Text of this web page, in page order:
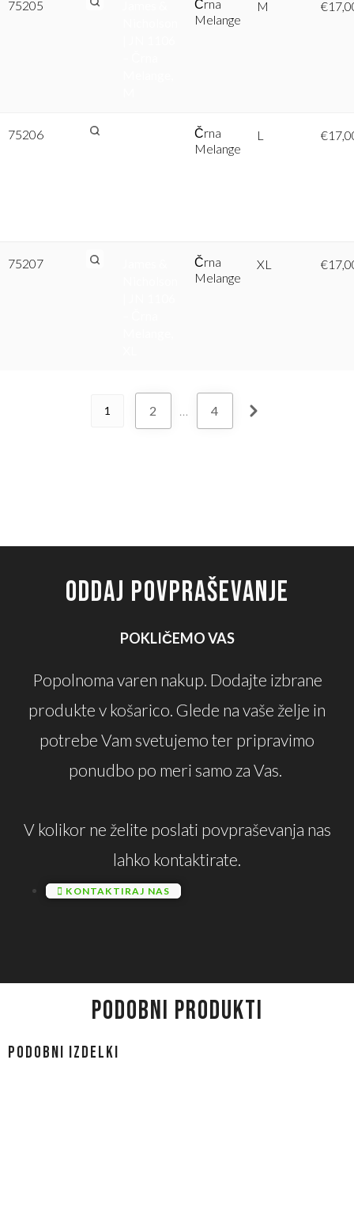
75205
Črna
Melange
M €
75206
Črna
Melange
L €
75207
Črna
Melange
XL €
1 2 … 4
ODDAJ POVPRAŠEVANJE
POKLIČEMO VAS
Popolnoma varen nakup. Dodajte izbrane
produkte v košarico. Glede na vaše želje in
potrebe Vam svetujemo ter pripravimo
ponudbo po meri samo za Vas.
V kolikor ne želite poslati povpraševanja nas
lahko kontaktirate.
KONTAKTIRAJ NAS
PODOBNI PRODUKTI
Podobni izdelki